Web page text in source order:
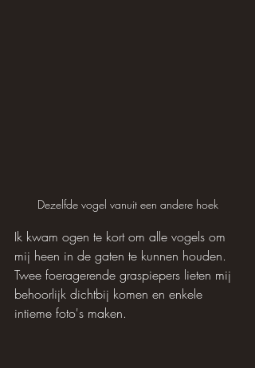
Dezelfde vogel vanuit een andere hoek
Ik kwam ogen te kort om alle vogels om
mij heen in de gaten te kunnen houden.
Twee foeragerende graspiepers lieten mij
behoorlijk dichtbij komen en enkele
intieme foto's maken.